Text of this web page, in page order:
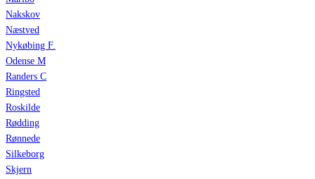
Nakskov
Næstved
Nykøbing F.
Odense M
Randers C
Ringsted
Roskilde
Rødding
Rønnede
Silkeborg
Skjern